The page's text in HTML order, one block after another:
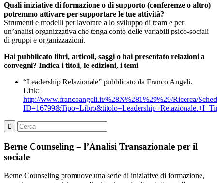
Quali iniziative di formazione o di supporto (conferenze o altro)
potremmo attivare per supportare le tue attività?
Strumenti e modelli per lavorare allo sviluppo di team e per
un’analisi organizzativa che tenga conto delle variabili psico-sociali
di gruppi e organizzazioni.
Hai pubblicato libri, articoli, saggi o hai presentato relazioni a
convegni? Indica i titoli, le edizioni, i temi
“Leadership Relazionale” pubblicato da Franco Angeli.
Link:
http://www.francoangeli.it/%28X%281%29%29/Ricerca/
Berne Counseling – l’Analisi Transazionale per il
sociale
Berne Counseling promuove una serie di iniziative di formazione,